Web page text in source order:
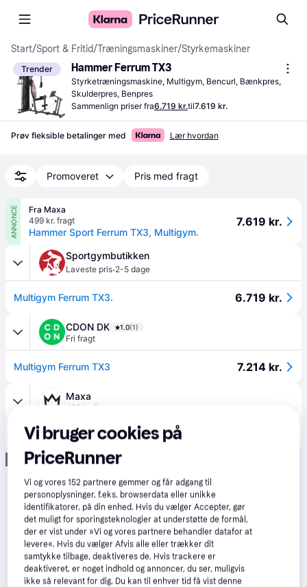
Start/Sport & Fritid/Træningsmaskiner/Styrkemaskiner
Trender Hammer Ferrum TX3
Styrketræningsmaskine, Multigym, Bencurl, Bænkpres,
Skulderpres, Benpres
Sammenlign priser fra6.719 kr.til7.619 kr.
Prøv fleksible betalinger med Lær hvordan
Promoveret Pris med fragt
ANNONCE
Fra Maxa
499 kr. fragt
Hammer Sport Ferrum TX3, Multigym.
7.619 kr.
Sportgymbutikken
Laveste pris·2-5 dage
Multigym Ferrum TX3. 6.719 kr.
CDON DK 1.0(1)
Fri fragt
Multigym Ferrum TX3 7.214 kr.
Maxa
499 kr. fragt
Hammer Sport Ferrum TX3, Multigym.
Annonce
Vi bruger cookies på
PriceRunner
Vi og vores152 partnere gemmer og får adgang til
personoplysninger, f.eks. browserdata eller unikke
identifikatorer, på din enhed. Hvis du vælger Accepter, gør
det muligt for sporingsteknologier at understøtte de formål,
der er vist under »Vi og vores partnere behandler datafor at
levere«. Hvis du vælger Afvis alle eller trækker dit
samtykke tilbage, deaktiveres de. Hvis trackere er
deaktiveret, er noget indhold og annoncer, du ser, muligvis
ikke så relevant for dig. Du kan til enhver tid få vist denne